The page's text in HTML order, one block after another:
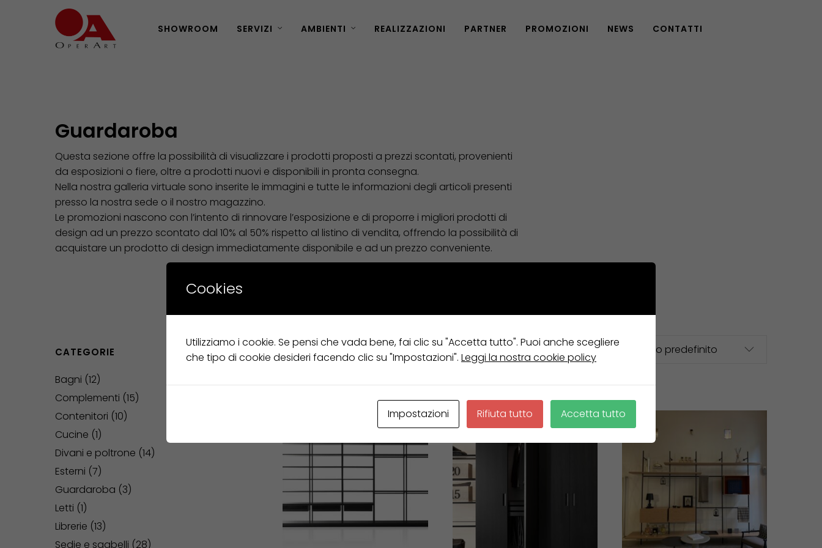
SHOWROOM SERVIZI AMBIENTI REALIZZAZIONI PARTNER PROMOZIONI NEWS CONTATTI
Guardaroba
Questa sezione offre la possibilità di visualizzare i prodotti proposti a prezzi scontati, provenienti
da esposizioni o fiere, oltre a prodotti nuovi e disponibili in pronta consegna.
Nella nostra galleria virtuale sono inserite le immagini e tutte le informazioni degli articoli presenti
presso la nostra sede o il nostro magazzino.
Le promozioni nascono con l’intento di rinnovare l’esposizione e di proporre i migliori prodotti di
design ad un prezzo scontato dal 10% al 50% rispetto al listino di vendita, offrendo la possibilità di
acquistare un prodotto di design immediatamente disponibile e ad un prezzo conveniente.
Visualizzazione di 3 risultati
CATEGORIE
Bagni 12
Complementi 15
Contenitori 10
Cucine 1
Divani e poltrone 14
Esterni 7
Guardaroba 3
Letti 1
Librerie 13
Sedie e sgabelli 28
Cookies
Utilizziamo i cookie. Se pensi che vada bene, fai clic su "Accetta tutto". Puoi anche scegliere
che tipo di cookie desideri facendo clic su "Impostazioni". Leggi la nostra cookie policy
Impostazioni Rifiuta tutto Accetta tutto